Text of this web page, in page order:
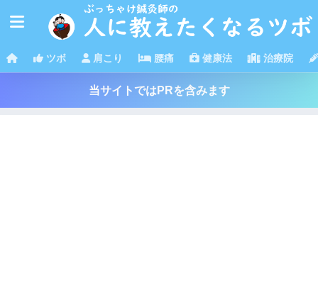
ツボ 肩こり 腰痛 健康法 治療院
当サイトではPRを含みます